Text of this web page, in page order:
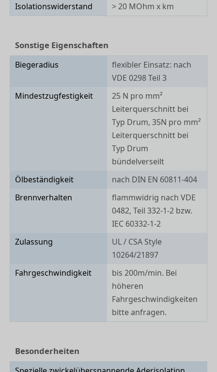
Isolationswiderstand
> 20 MOhm x km
Sonstige Eigenschaften
Biegeradius
flexibler Einsatz: nach
VDE 0298 Teil 3
Mindestzugfestigkeit
25 N pro mm²
Leiterquerschnitt bei
Typ Drum, 35N pro mm²
Leiterquerschnitt bei
Typ Drum
bündelverseilt
Ölbeständigkeit
nach DIN EN 60811-404
Brennverhalten
flammwidrig nach VDE
0482, Teil 332-1-2 bzw.
IEC 60332-1-2
Zulassung
UL / CSA Style
10264/21897
Fahrgeschwindigkeit
bis 200m/min. Bei
höheren
Fahrgeschwindigkeiten
bitte anfragen.
Besonderheiten